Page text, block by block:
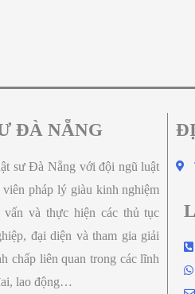
ĐÀ NẴNG
sư Đà Nẵng với đội ngũ luật
pháp lý giàu kinh nghiệm
và thực hiện các thủ tục
đại diện và tham gia giải
chấp liên quan trong các lĩnh
lao động…